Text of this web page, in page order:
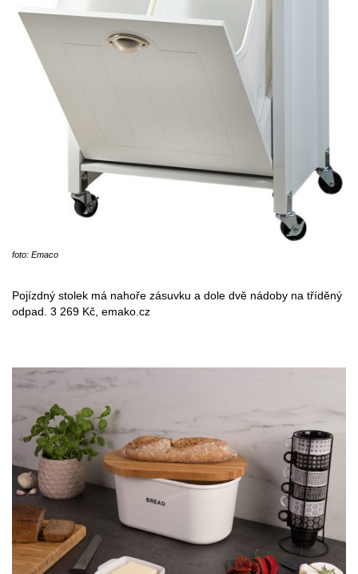
foto: Emaco
Pojízdný stolek má nahoře zásuvku a dole dvě nádoby na tříděný
odpad. 3 269 Kč, emako.cz